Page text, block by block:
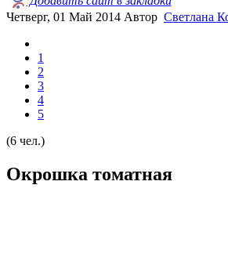
Четверг, 01 Май 2014 Автор Светлана
1
2
3
4
5
(6 чел.)
Окрошка томатная